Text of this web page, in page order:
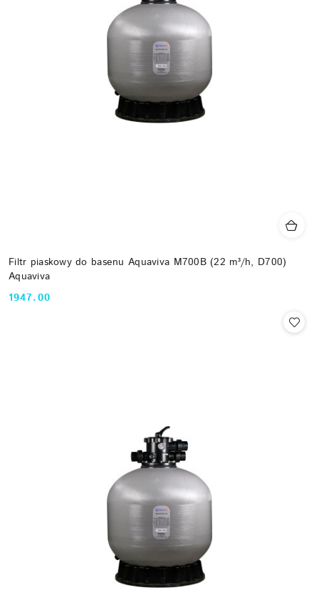
Filtr piaskowy do basenu Aquaviva M700B (22 m³/h, D700)
Aquaviva
Cena:
1947.00